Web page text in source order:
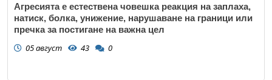
Агресията е естествена човешка реакция на заплаха,
натиск, болка, унижение, нарушаване на граници или
пречка за постигане на важна цел
05 август 43 0